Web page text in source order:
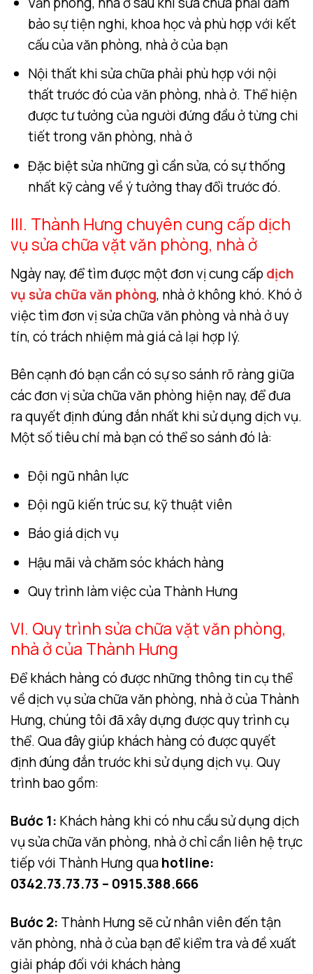
bảo sự tiện nghi, khoa học và phù hợp với kết
cấu của văn phòng, nhà ở của bạn
Nội thất khi sửa chữa phải phù hợp với nội
thất trước đó của văn phòng, nhà ở. Thể hiện
được tư tưởng của người đứng đầu ở từng chi
tiết trong văn phòng, nhà ở
Đặc biệt sửa những gì cần sửa, có sự thống
nhất kỹ càng về ý tưởng thay đổi trước đó.
III. Thành Hưng chuyên cung cấp dịch
vụ sửa chữa vặt văn phòng, nhà ở
Ngày nay, để tìm được một đơn vị cung cấpdịch
vụ sửa chữa văn phòng, nhà ở không khó. Khó ở
việc tìm đơn vị sửa chữa văn phòng và nhà ở uy
tín, có trách nhiệm mà giá cả lại hợp lý.
Bên cạnh đó bạn cần có sự so sánh rõ ràng giữa
các đơn vị sửa chữa văn phòng hiện nay, để đưa
ra quyết định đúng đắn nhất khi sử dụng dịch vụ.
Một số tiêu chí mà bạn có thể so sánh đó là:
Đội ngũ nhân lực
Đội ngũ kiến trúc sư, kỹ thuật viên
Báo giá dịch vụ
Hậu mãi và chăm sóc khách hàng
Quy trình làm việc của Thành Hưng
VI. Quy trình sửa chữa vặt văn phòng,
nhà ở của Thành Hưng
Để khách hàng có được những thông tin cụ thể
về dịch vụ sửa chữa văn phòng, nhà ở của Thành
Hưng, chúng tôi đã xây dựng được quy trình cụ
thể. Qua đây giúp khách hàng có được quyết
định đúng đắn trước khi sử dụng dịch vụ. Quy
trình bao gồm:
Bước 1: Khách hàng khi có nhu cầu sử dụng dịch
vụ sửa chữa văn phòng, nhà ở chỉ cần liên hệ trực
tiếp với Thành Hưng quahotline:
0342.73.73.73 – 0915.388.666
Bước 2: Thành Hưng sẽ cử nhân viên đến tận
văn phòng, nhà ở của bạn để kiểm tra và đề xuất
giải pháp đối với khách hàng